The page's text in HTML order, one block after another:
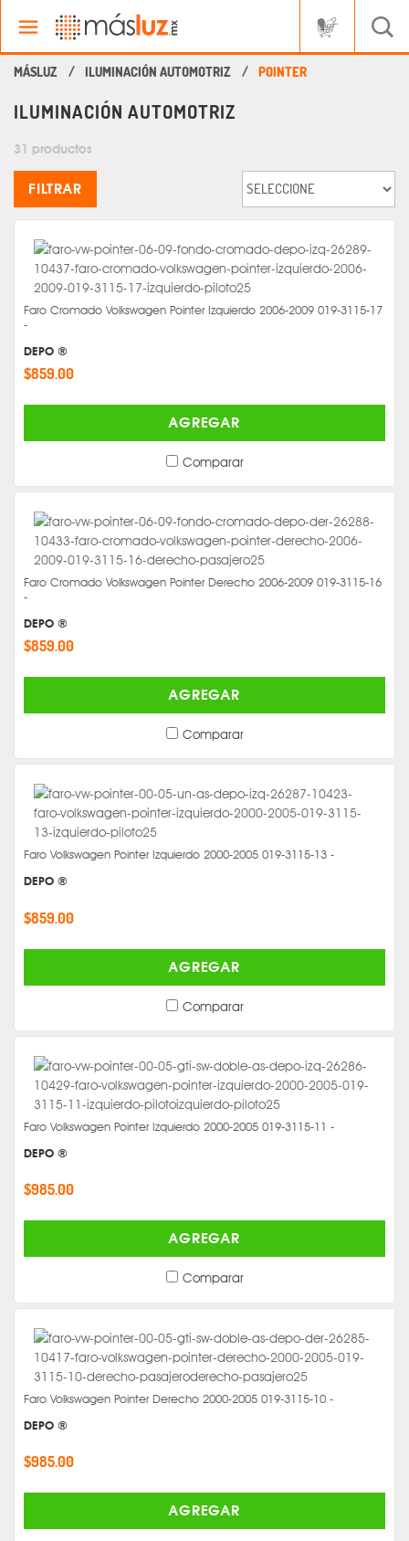
ILUMINACIÓN AUTOMOTRIZ POINTER
ILUMINACIÓN AUTOMOTRIZ
31 productos
FILTRAR
Faro Cromado Volkswagen Pointer Izquierdo 2006-2009 019-3115-17
-
DEPO ®
$859.00
AGREGAR
Comparar
Faro Cromado Volkswagen Pointer Derecho 2006-2009 019-3115-16
-
DEPO ®
$859.00
AGREGAR
Comparar
Faro Volkswagen Pointer Izquierdo 2000-2005 019-3115-13 -
DEPO ®
$859.00
AGREGAR
Comparar
Faro Volkswagen Pointer Izquierdo 2000-2005 019-3115-11 -
DEPO ®
$985.00
AGREGAR
Comparar
Faro Volkswagen Pointer Derecho 2000-2005 019-3115-10 -
DEPO ®
$985.00
AGREGAR